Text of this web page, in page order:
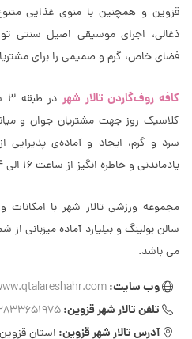
قزوین و همچنین با منوی غذایی
ذغالی، اجرای موسیقی اصیل سنتی
فضای خاص، گرم و صمیمی را برای
کافه روف‌گاردن تالار شهر
کلاسیک روز جهت مشتریان جوان و
سرد و گرم، ایجاد و آماده‌ی
یادماندنی و خاطره انگیز از ساعت 16 الی 24 می‌باشد.
مجموعه ورزشی تالار شهر با امکانات
سالن بولینگ و بیلیارد آماده میزبانی
می باشد.
وب سایت:
تلفن تالار شهر قزوین:
آدرس تالار شهر قزوین: استان